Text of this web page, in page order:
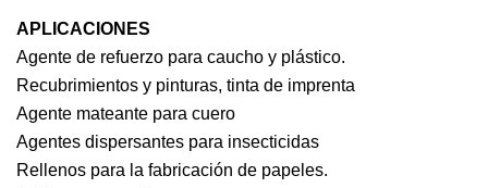
APLICACIONES
Agente de refuerzo para caucho y plástico.
Recubrimientos y pinturas, tinta de imprenta
Agente mateante para cuero
Agentes dispersantes para insecticidas
Rellenos para la fabricación de papeles.